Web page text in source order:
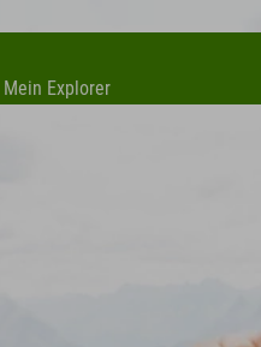
Mein Explorer